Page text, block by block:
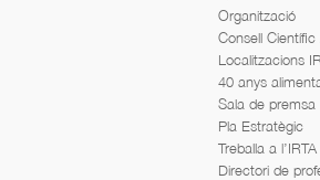
Organització
Consell Científic
Localitzacions
40 anys
Sala de premsa
Pla Estratègic
Treballa a l’IRTA
Directori de